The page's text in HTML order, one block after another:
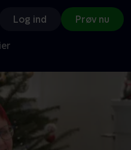
Log ind Prøv nu